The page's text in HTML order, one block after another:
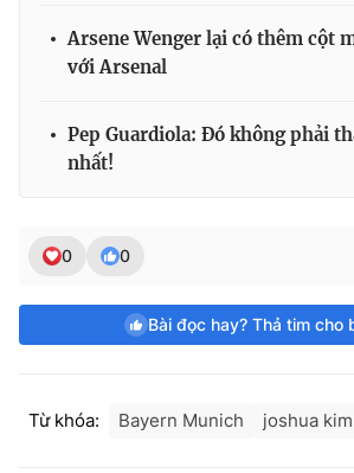
Arsene Wenger lại có thêm cột
với Arsenal
Pep Guardiola: Đó không phải
nhất!
0 0
Bài đọc hay? Thả tim cho
Từ khóa: Bayern Munich joshua